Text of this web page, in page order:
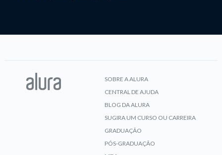
SOBRE A ALURA
CENTRAL DE AJUDA
BLOG DA ALURA
SUGIRA UM CURSO OU CARREIRA
GRADUAÇÃO
PÓS-GRADUAÇÃO